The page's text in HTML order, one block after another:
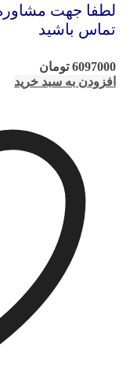
لطفا جهت
تماس باشید
6097000 تومان
افزودن به سبد خرید